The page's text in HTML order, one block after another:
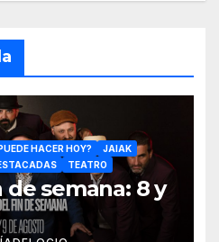
HACER HOY?
JAIAK
TEATRO
semana: 8 y